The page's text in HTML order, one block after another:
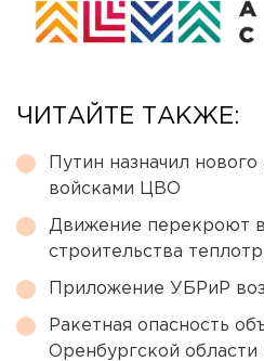
ЧИТАЙТЕ ТАКЖЕ:
Путин назначил
войсками ЦВО
Движение перекроют
строительства
Приложение УБРиР
Ракетная опасность
Оренбургской